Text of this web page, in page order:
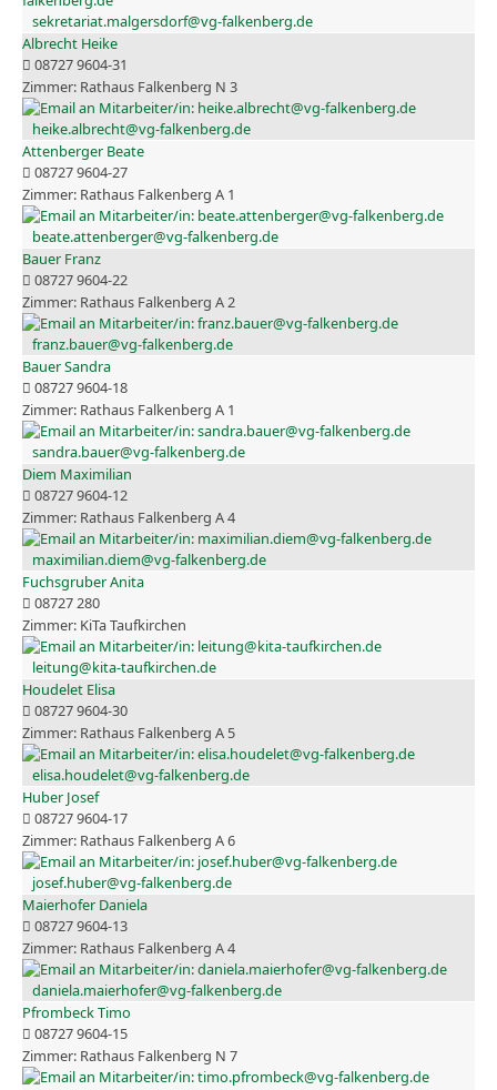
sekretariat.malgersdorf@vg-falkenberg.de
Albrecht Heike
08727 9604-31
Rathaus Falkenberg N 3
heike.albrecht@vg-falkenberg.de
Attenberger Beate
08727 9604-27
Rathaus Falkenberg A 1
beate.attenberger@vg-falkenberg.de
Bauer Franz
08727 9604-22
Rathaus Falkenberg A 2
franz.bauer@vg-falkenberg.de
Bauer Sandra
08727 9604-18
Rathaus Falkenberg A 1
sandra.bauer@vg-falkenberg.de
Diem Maximilian
08727 9604-12
Rathaus Falkenberg A 4
maximilian.diem@vg-falkenberg.de
Fuchsgruber Anita
08727 280
KiTa Taufkirchen
leitung@kita-taufkirchen.de
Houdelet Elisa
08727 9604-30
Rathaus Falkenberg A 5
elisa.houdelet@vg-falkenberg.de
Huber Josef
08727 9604-17
Rathaus Falkenberg A 6
josef.huber@vg-falkenberg.de
Maierhofer Daniela
08727 9604-13
Rathaus Falkenberg A 4
daniela.maierhofer@vg-falkenberg.de
Pfrombeck Timo
08727 9604-15
Rathaus Falkenberg N 7